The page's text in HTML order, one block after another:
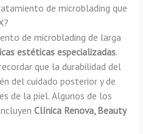
de microblading que
de microblading de larga
estéticas especializadas.
que la durabilidad del
del cuidado posterior y de
de la piel. Algunos de los
Clínica Renova, Beauty